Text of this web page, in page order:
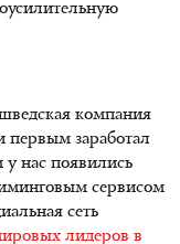
компания
первым заработал
у нас появились
сервисом
сеть
лидеров в